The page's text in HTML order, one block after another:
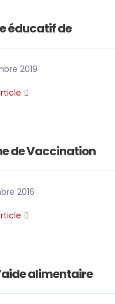
éducatif de
2019
de Vaccination
2016
alimentaire